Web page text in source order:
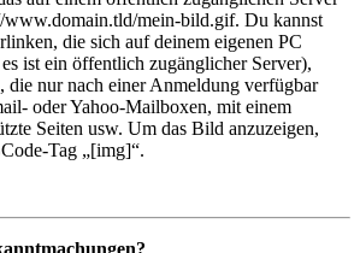
mein-bild.gif. Du kannst
die sich auf deinem eigenen PC
ist ein öffentlich zugänglicher Server),
die nur nach einer Anmeldung verfügbar
oder Yahoo-Mailboxen, mit einem
Seiten usw. Um das Bild anzuzeigen,
Tag „[img]“.